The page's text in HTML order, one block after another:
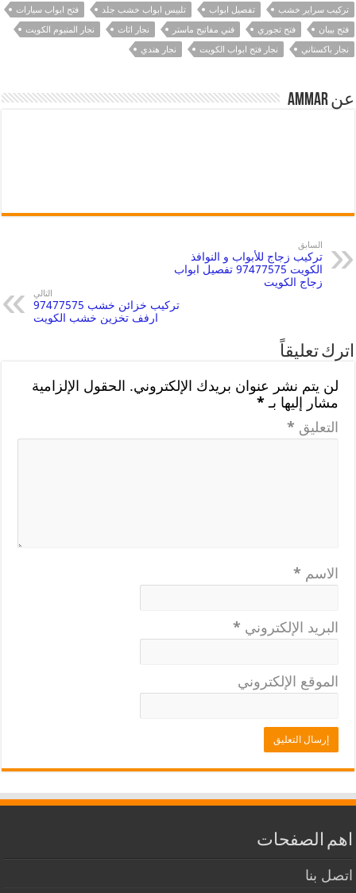
تركيب سراير خشب
تفصيل ابواب تلبيس ابواب خشب جلد
فتح ابواب سيارات
فتح بيبان
فتح تجوري فني مفاتيح ماستر نجار اثاث
نجار المنيوم الكويت
نجار باكستاني
نجار فتح ابواب الكويت نجار هندي
عن Ammar
السابق
تركيب زجاج للأبواب و النوافذ
الكويت 97477575 تفصيل ابواب
زجاج الكويت
التالي
تركيب خزائن خشب 97477575
ارفف تخزين خشب الكويت
اترك تعليقاً
لن يتم نشر عنوان بريدك الإلكتروني. الحقول الإلزامية
مشار إليها بـ*
التعليق *
الاسم *
البريد الإلكتروني *
الموقع الإلكتروني
اهم الصفحات
اتصل بنا